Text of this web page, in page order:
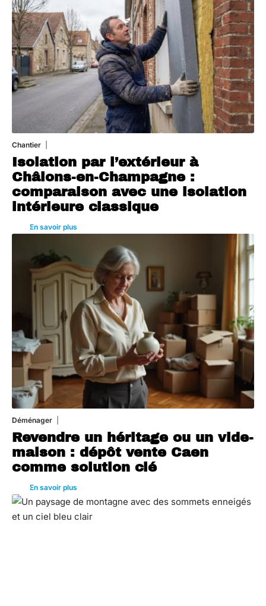
Chantier
Isolation par l’extérieur à
Châlons-en-Champagne :
comparaison avec une isolation
intérieure classique
En savoir plus
Déménager
Revendre un héritage ou un vide-
maison : dépôt vente Caen
comme solution clé
En savoir plus